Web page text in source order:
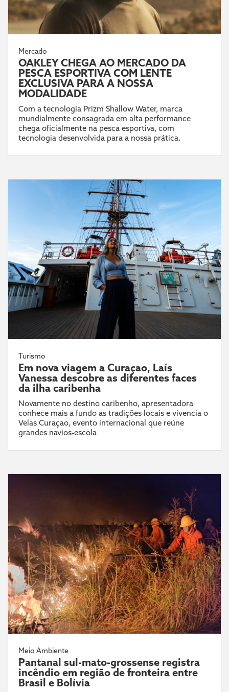
Mercado
OAKLEY CHEGA AO MERCADO DA
PESCA ESPORTIVA COM LENTE
EXCLUSIVA PARA A NOSSA
MODALIDADE
Com a tecnologia Prizm Shallow Water, marca
mundialmente consagrada em alta performance
chega oficialmente na pesca esportiva, com
tecnologia desenvolvida para a nossa prática.
Turismo
Em nova viagem a Curaçao, Laís
Vanessa descobre as diferentes faces
da ilha caribenha
Novamente no destino caribenho, apresentadora
conhece mais a fundo as tradições locais e vivencia o
Velas Curaçao, evento internacional que reúne
grandes navios-escola
Meio Ambiente
Pantanal sul-mato-grossense registra
incêndio em região de fronteira entre
Brasil e Bolívia